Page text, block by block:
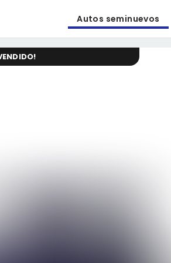
Autos seminuevos
!